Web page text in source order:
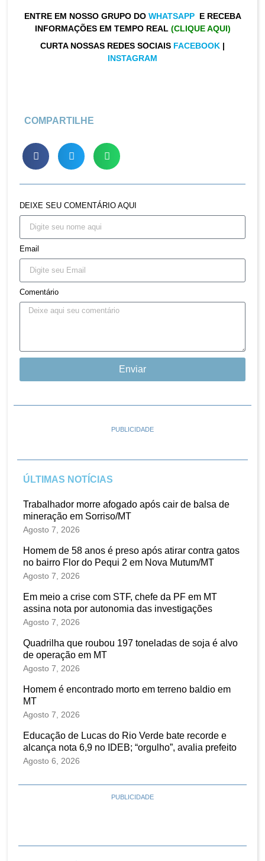
ENTRE EM NOSSO GRUPO DO WHATSAPP E RECEBA
INFORMAÇÕES EM TEMPO REAL (CLIQUE AQUI)
CURTA NOSSAS REDES SOCIAIS FACEBOOK |
INSTAGRAM
COMPARTILHE
DEIXE SEU COMENTÁRIO AQUI
Email
Comentário
Enviar
PUBLICIDADE
ÚLTIMAS NOTÍCIAS
Trabalhador morre afogado após cair de balsa de
mineração em Sorriso/MT
Agosto 7, 2026
Homem de 58 anos é preso após atirar contra gatos
no bairro Flor do Pequi 2 em Nova Mutum/MT
Agosto 7, 2026
Em meio a crise com STF, chefe da PF em MT
assina nota por autonomia das investigações
Agosto 7, 2026
Quadrilha que roubou 197 toneladas de soja é alvo
de operação em MT
Agosto 7, 2026
Homem é encontrado morto em terreno baldio em
MT
Agosto 7, 2026
Educação de Lucas do Rio Verde bate recorde e
alcança nota 6,9 no IDEB; “orgulho”, avalia prefeito
Agosto 6, 2026
PUBLICIDADE